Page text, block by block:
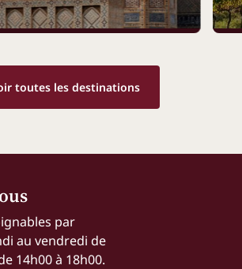
toutes les destinations
par
au vendredi de
14h00 à 18h00.